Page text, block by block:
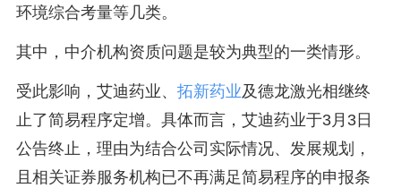
环境综合考量等几类。
其中，中介机构资质问题是较为典型的一类情形。
受此影响，艾迪药业、 拓新药业及德龙激光相继终
止了简易程序定增。具体而言，艾迪药业于3月3日
公告终止，理由为结合公司实际情况、发展规划，
且相关证券服务机构已不再满足简易程序的申报条